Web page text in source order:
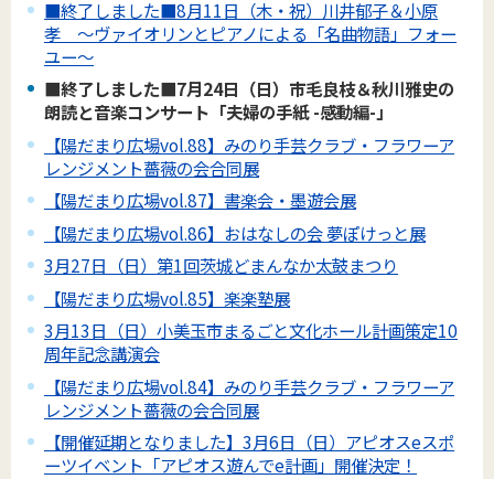
■終了しました■8月11日（木・祝）川井郁子＆小原
孝 ～ヴァイオリンとピアノによる「名曲物語」フォー
ユー～
■終了しました■7月24日（日）市毛良枝＆秋川雅史の
朗読と音楽コンサート「夫婦の手紙 -感動編-」
【陽だまり広場vol.88】みのり手芸クラブ・フラワーア
レンジメント薔薇の会合同展
【陽だまり広場vol.87】書楽会・墨遊会展
【陽だまり広場vol.86】おはなしの会 夢ぽけっと展
3月27日（日）第1回茨城どまんなか太鼓まつり
【陽だまり広場vol.85】楽楽塾展
3月13日（日）小美玉市まるごと文化ホール計画策定10
周年記念講演会
【陽だまり広場vol.84】みのり手芸クラブ・フラワーア
レンジメント薔薇の会合同展
【開催延期となりました】3月6日（日）アピオスeスポ
ーツイベント「アピオス遊んでe計画」開催決定！